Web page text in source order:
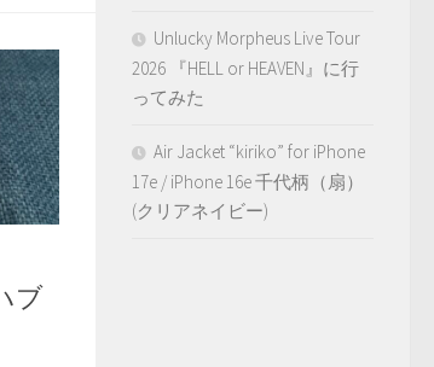
ブ
Unlucky Morpheus Live Tour
2026 『HELL or HEAVEN』に行
ってみた
Air Jacket “kiriko” for iPhone
17e / iPhone 16e 千代柄（扇）
(クリアネイビー)